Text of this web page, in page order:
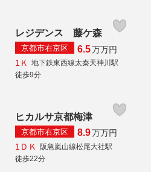
レジデンス 藤ケ森
京都市右京区 6.5万万円
1Ｋ
地下鉄東西線太秦天神川駅
徒歩9分
ヒカルサ京都梅津
京都市右京区 8.9万万円
1ＤＫ
阪急嵐山線松尾大社駅
徒歩22分